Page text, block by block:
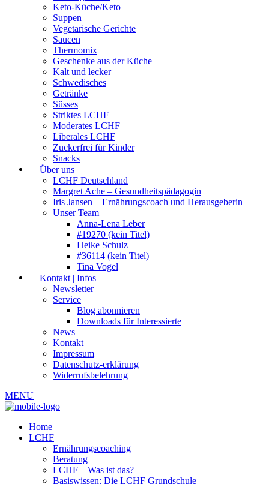
Keto-Küche/Keto
Suppen
Vegetarische Gerichte
Saucen
Thermomix
Geschenke aus der Küche
Kalt und lecker
Schwedisches
Getränke
Süsses
Striktes LCHF
Moderates LCHF
Liberales LCHF
Zuckerfrei für Kinder
Snacks
Über uns
LCHF Deutschland
Margret Ache – Gesundheitspädagogin
Iris Jansen – Ernährungscoach und Herausgeberin
Unser Team
Anna-Lena Leber
#19270 (kein Titel)
Heike Schulz
#36114 (kein Titel)
Tina Vogel
Kontakt | Infos
Newsletter
Service
Blog abonnieren
Downloads für Interessierte
News
Kontakt
Impressum
Datenschutz-erklärung
Widerrufsbelehrung
MENU
Home
LCHF
Ernährungscoaching
Beratung
LCHF – Was ist das?
Basiswissen: Die LCHF Grundschule